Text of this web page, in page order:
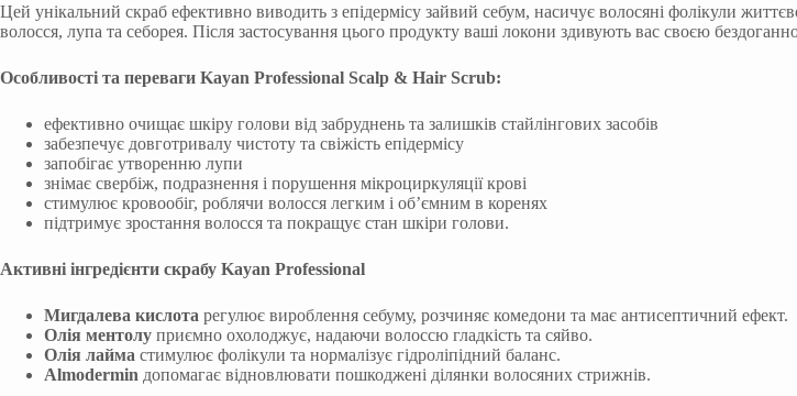
Цей унікальний скраб ефективно виводить з епідермісу зайвий себум, насичує волосяні фолікули
волосся, лупа та себорея. Після застосування цього продукту ваші локони здивують вас своєю
Особливості та переваги Kayan Professional Scalp & Hair Scrub:
ефективно очищає шкіру голови від забруднень та залишків стайлінгових засобів
забезпечує довготривалу чистоту та свіжість епідермісу
запобігає утворенню лупи
знімає свербіж, подразнення і порушення мікроциркуляції крові
стимулює кровообіг, роблячи волосся легким і об’ємним в коренях
підтримує зростання волосся та покращує стан шкіри голови.
Активні інгредієнти скрабу Kayan Professional
Мигдалева кислота регулює вироблення себуму, розчиняє комедони та має антисептичний ефект.
Олія ментолу приємно охолоджує, надаючи волоссю гладкість та сяйво.
Олія лайма стимулює фолікули та нормалізує гідроліпідний баланс.
Almodermin допомагає відновлювати пошкоджені ділянки волосяних стрижнів.